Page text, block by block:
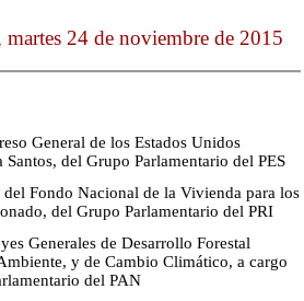
24 de noviembre de 2015
General de los Estados Unidos
del Grupo Parlamentario del PES
Fondo Nacional de la Vivienda para los
del Grupo Parlamentario del PRI
Generales de Desarrollo Forestal
y de Cambio Climático, a cargo
del PAN